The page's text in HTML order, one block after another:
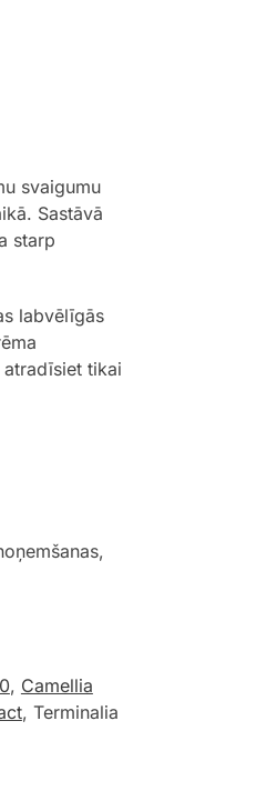
svaigumu
Sastāvā
starp
labvēlīgās
atradīsiet tikai
, Camellia
, Terminalia